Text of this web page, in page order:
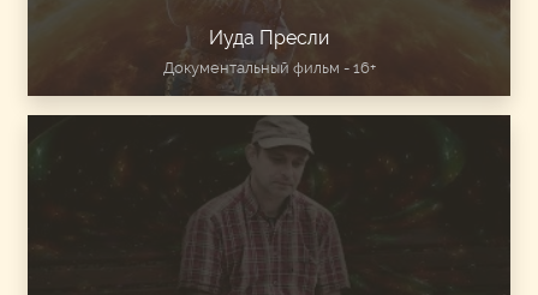
Иуда Пресли
Документальный фильм - 16+